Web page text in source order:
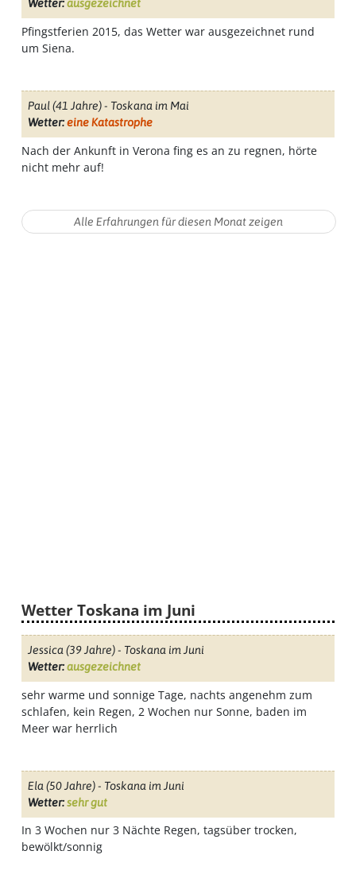
wohin?
Suche
Wetter:ausgezeichnet
Pfingstferien 2015, das Wetter war ausgezeichnet rund
um Siena.
Paul(41 Jahre) - Toskana im Mai
Wetter:eine Katastrophe
Nach der Ankunft in Verona fing es an zu regnen, hörte
nicht mehr auf!
Wetter Toskana im Juni
Jessica (39 Jahre) - Toskana im Juni
Wetter:ausgezeichnet
sehr warme und sonnige Tage, nachts angenehm zum
schlafen, kein Regen, 2 Wochen nur Sonne, baden im
Meer war herrlich
Ela (50 Jahre) - Toskana im Juni
Wetter:sehr gut
In 3 Wochen nur 3 Nächte Regen, tagsüber trocken,
bewölkt/sonnig